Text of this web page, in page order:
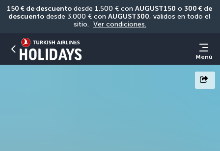
150 € de descuento desde 1.500 € con AUGUST150 o 300 € de
descuento desde 3.000 € con AUGUST300, válidos en todo el
sitio. Ver condiciones.
Menú